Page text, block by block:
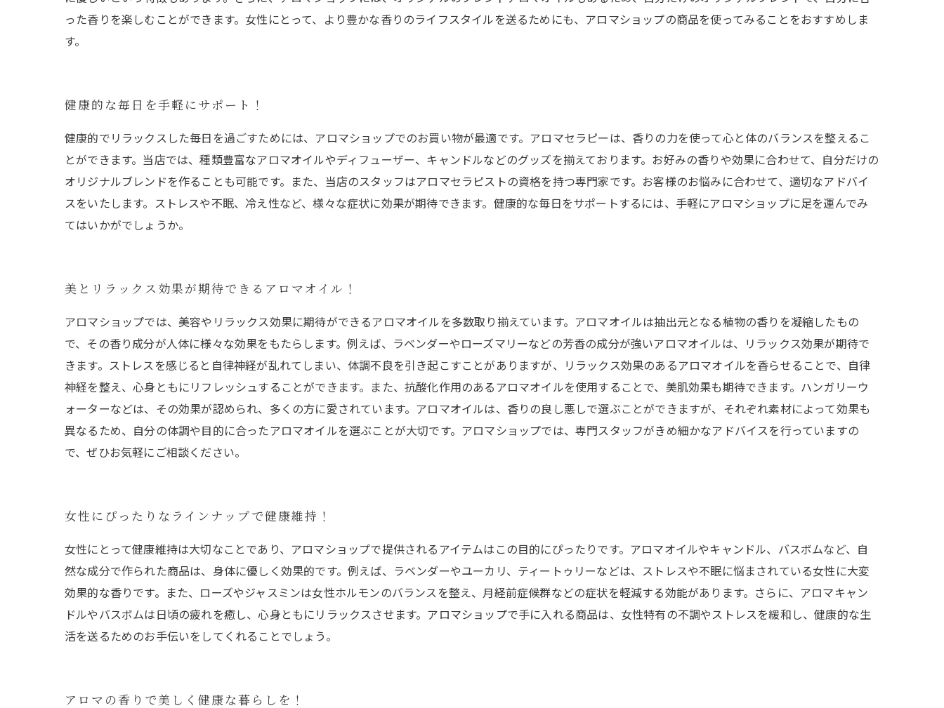
った香りを楽しむことができます。女性にとって、より豊かな香りのライフスタイルを送るためにも、アロマショップの商品を使ってみることをおすすめしま
す。
健康的な毎日を手軽にサポート！
健康的でリラックスした毎日を過ごすためには、アロマショップでのお買い物が最適です。アロマセラピーは、香りの力を使って心と体のバランスを整えるこ
とができます。当店では、種類豊富なアロマオイルやディフューザー、キャンドルなどのグッズを揃えております。お好みの香りや効果に合わせて、自分だけの
オリジナルブレンドを作ることも可能です。また、当店のスタッフはアロマセラピストの資格を持つ専門家です。お客様のお悩みに合わせて、適切なアドバイ
スをいたします。ストレスや不眠、冷え性など、様々な症状に効果が期待できます。健康的な毎日をサポートするには、手軽にアロマショップに足を運んでみ
てはいかがでしょうか。
美とリラックス効果が期待できるアロマオイル！
アロマショップでは、美容やリラックス効果に期待ができるアロマオイルを多数取り揃えています。アロマオイルは抽出元となる植物の香りを凝縮したもの
で、その香り成分が人体に様々な効果をもたらします。例えば、ラベンダーやローズマリーなどの芳香の成分が強いアロマオイルは、リラックス効果が期待で
きます。ストレスを感じると自律神経が乱れてしまい、体調不良を引き起こすことがありますが、リラックス効果のあるアロマオイルを香らせることで、自律
神経を整え、心身ともにリフレッシュすることができます。また、抗酸化作用のあるアロマオイルを使用することで、美肌効果も期待できます。ハンガリーウ
ォーターなどは、その効果が認められ、多くの方に愛されています。アロマオイルは、香りの良し悪しで選ぶことができますが、それぞれ素材によって効果も
異なるため、自分の体調や目的に合ったアロマオイルを選ぶことが大切です。アロマショップでは、専門スタッフがきめ細かなアドバイスを行っていますの
で、ぜひお気軽にご相談ください。
女性にぴったりなラインナップで健康維持！
女性にとって健康維持は大切なことであり、アロマショップで提供されるアイテムはこの目的にぴったりです。アロマオイルやキャンドル、バスボムなど、自
然な成分で作られた商品は、身体に優しく効果的です。例えば、ラベンダーやユーカリ、ティートゥリーなどは、ストレスや不眠に悩まされている女性に大変
効果的な香りです。また、ローズやジャスミンは女性ホルモンのバランスを整え、月経前症候群などの症状を軽減する効能があります。さらに、アロマキャン
ドルやバスボムは日頃の疲れを癒し、心身ともにリラックスさせます。アロマショップで手に入れる商品は、女性特有の不調やストレスを緩和し、健康的な生
活を送るためのお手伝いをしてくれることでしょう。
アロマの香りで美しく健康な暮らしを！